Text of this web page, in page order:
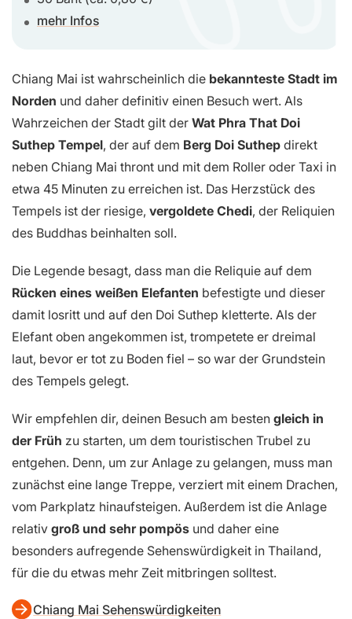
mehr Infos
Chiang Mai ist wahrscheinlich die bekannteste Stadt im
Norden und daher definitiv einen Besuch wert. Als
Wahrzeichen der Stadt gilt der Wat Phra That Doi
Suthep Tempel, der auf dem Berg Doi Suthep direkt
neben Chiang Mai thront und mit dem Roller oder Taxi in
etwa 45 Minuten zu erreichen ist. Das Herzstück des
Tempels ist der riesige, vergoldete Chedi, der Reliquien
des Buddhas beinhalten soll.
Die Legende besagt, dass man die Reliquie auf dem
Rücken eines weißen Elefanten befestigte und dieser
damit losritt und auf den Doi Suthep kletterte. Als der
Elefant oben angekommen ist, trompetete er dreimal
laut, bevor er tot zu Boden fiel – so war der Grundstein
des Tempels gelegt.
Wir empfehlen dir, deinen Besuch am besten gleich in
der Früh zu starten, um dem touristischen Trubel zu
entgehen. Denn, um zur Anlage zu gelangen, muss man
zunächst eine lange Treppe, verziert mit einem Drachen,
vom Parkplatz hinaufsteigen. Außerdem ist die Anlage
relativ groß und sehr pompös und daher eine
besonders aufregende Sehenswürdigkeit in Thailand,
für die du etwas mehr Zeit mitbringen solltest.
Chiang Mai Sehenswürdigkeiten